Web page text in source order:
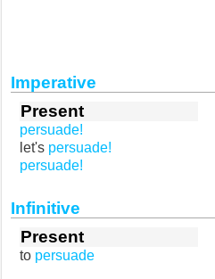
Imperative
Present
persuade!
let's persuade!
persuade!
Infinitive
Present
to persuade